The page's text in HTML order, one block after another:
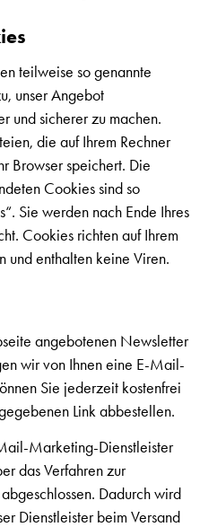
teilweise so genannte
unser Angebot
und sicherer zu machen.
die auf Ihrem Rechner
Browser speichert. Die
Cookies sind so
Sie werden nach Ende Ihres
Cookies richten auf Ihrem
und enthalten keine Viren.
angebotenen Newsletter
wir von Ihnen eine E-Mail-
Sie jederzeit kostenfrei
Link abbestellen.
Marketing-Dienstleister
das Verfahren zur
Dadurch wird
Dienstleister beim Versand